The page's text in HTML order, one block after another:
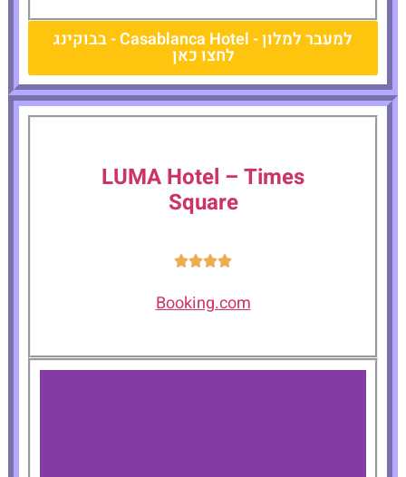
למעבר למלון - Casablanca Hotel - בבוקינג
לחצו כאן
LUMA Hotel – Times
Square
Booking.com